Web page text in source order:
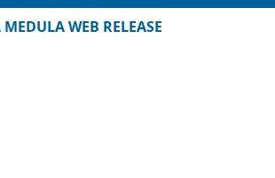
MEDULA WEB RELEASE